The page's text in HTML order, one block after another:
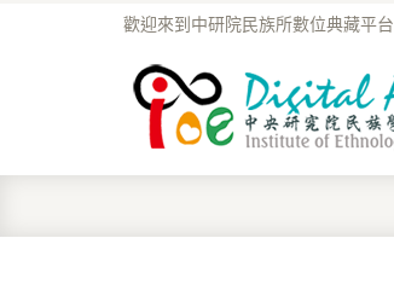
歡迎來到中研院民族所數位典藏平台